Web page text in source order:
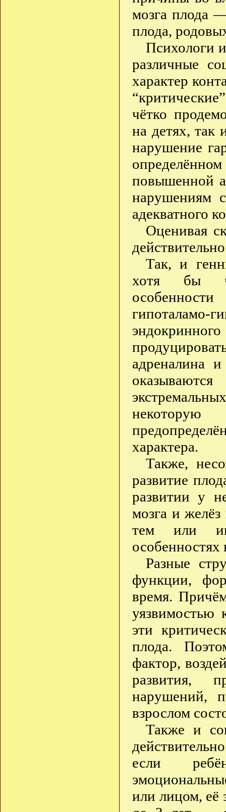
мозга плода
плода,
Психологи
различные
характер
чётко
на детях,
нарушение
повышенной
нарушениям
адекватного
Оценивая
Так, и
хотя бы
гипоталамо-
адреналина
характера.
Также,
развитие
развитии у
мозга и желёз
тем или
особенностях
Разные
функции,
время.
эти
плода.
фактор,
развития,
нарушений,
взрослом
Также и
если
или лицом, её